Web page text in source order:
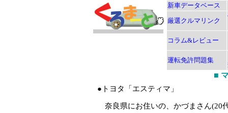
新車データベース
厳選クルマリンク
コラム&レビュー
運転免許問題集
■
●トヨタ「エスティマ」
奈良県にお住いの、かづまさん(20